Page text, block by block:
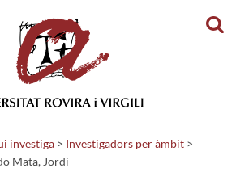
investiga > Investigadors per àmbit >
Mata, Jordi